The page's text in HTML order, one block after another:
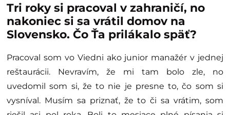
Tri roky si pracoval v zahraničí, no
nakoniec si sa vrátil domov na
Slovensko. Čo Ťa prilákalo späť?
Pracoval som vo Viedni ako junior manažér v jednej
reštaurácii. Nevravím, že mi tam bolo zle, no
uvedomil som si, že to nie je presne to, čo som si
vysníval. Musím sa priznať, že to či sa vrátim, som